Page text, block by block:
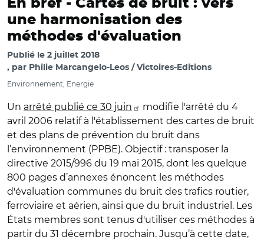
En bref - Cartes de bruit : vers
une harmonisation des
méthodes d'évaluation
Publié le 2 juillet 2018
par Philie Marcangelo-Leos / Victoires-Editions
Environnement, Energie
Un arrêté publié ce 30 juin
modifie l'arrêté du 4
avril 2006 relatif à l'établissement des cartes de bruit
et des plans de prévention du bruit dans
l’environnement (PPBE). Objectif : transposer la
directive 2015/996 du 19 mai 2015, dont les quelque
800 pages d’annexes énoncent les méthodes
d'évaluation communes du bruit des trafics routier,
ferroviaire et aérien, ainsi que du bruit industriel. Les
États membres sont tenus d'utiliser ces méthodes à
partir du 31 décembre prochain. Jusqu’à cette date,